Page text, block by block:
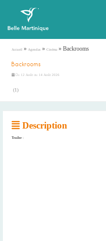
Accueil » Agendas » Cinéma » Backrooms
Backrooms
Du 12 Août au 14 Août 2026
(1)
Description
Trailer :